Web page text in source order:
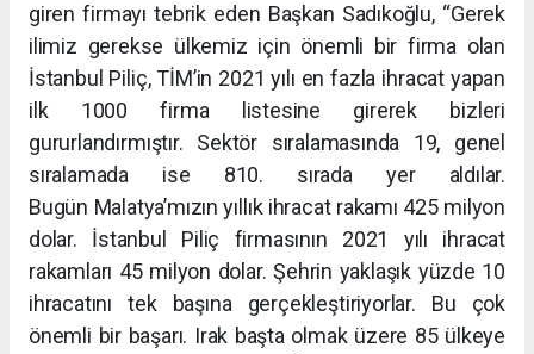
giren firmayı tebrik eden Başkan Sadıkoğlu, “Gerek
ilimiz gerekse ülkemiz için önemli bir firma olan
İstanbul Piliç, TİM’in 2021 yılı en fazla ihracat yapan
ilk 1000 firma listesine girerek bizleri
gururlandırmıştır. Sektör sıralamasında 19, genel
sıralamada ise 810. sırada yer aldılar.
Bugün Malatya’mızın yıllık ihracat rakamı 425 milyon
dolar. İstanbul Piliç firmasının 2021 yılı ihracat
rakamları 45 milyon dolar. Şehrin yaklaşık yüzde 10
ihracatını tek başına gerçekleştiriyorlar. Bu çok
önemli bir başarı. Irak başta olmak üzere 85 ülkeye